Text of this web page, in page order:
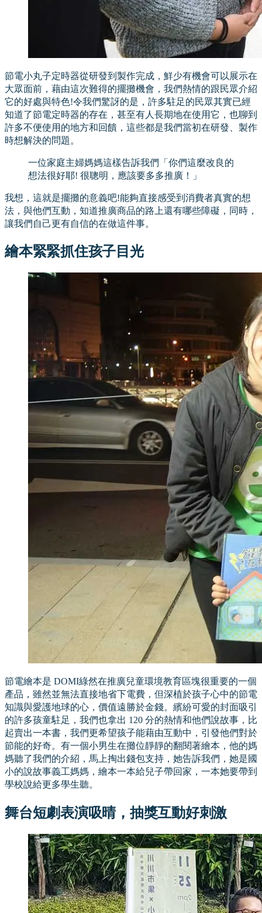
節電小丸子定時器從研發到製作完成，鮮少有機會可以展示在
大眾面前，藉由這次難得的擺攤機會，我們熱情的跟民眾介紹
它的好處與特色!令我們驚訝的是，許多駐足的民眾其實已經
知道了節電定時器的存在，甚至有人長期地在使用它，也聊到
許多不便使用的地方和回饋，這些都是我們當初在研發、製作
時想解決的問題。
一位家庭主婦媽媽這樣告訴我們「你們這麼改良的
想法很好耶! 很聰明，應該要多多推廣！」
我想，這就是擺攤的意義吧!能夠直接感受到消費者真實的想
法，與他們互動，知道推廣商品的路上還有哪些障礙，同時，
讓我們自己更有自信的在做這件事。
繪本緊緊抓住孩子目光
節電繪本是 DOMI綠然在推廣兒童環境教育區塊很重要的一個
產品，雖然並無法直接地省下電費，但深植於孩子心中的節電
知識與愛護地球的心，價值遠勝於金錢。繽紛可愛的封面吸引
的許多孩童駐足，我們也拿出 120 分的熱情和他們說故事，比
起賣出一本書，我們更希望孩子能藉由互動中，引發他們對於
節能的好奇。有一個小男生在攤位靜靜的翻閱著繪本，他的媽
媽聽了我們的介紹，馬上掏出錢包支持，她告訴我們，她是國
小的說故事義工媽媽，繪本一本給兒子帶回家，一本她要帶到
學校說給更多學生聽。
舞台短劇表演吸晴，抽獎互動好刺激